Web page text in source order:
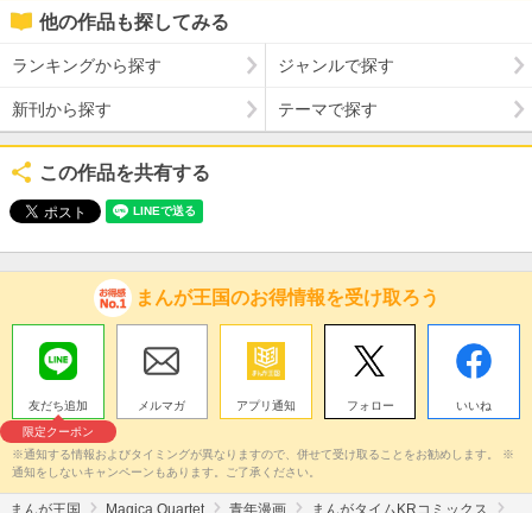
他の作品も探してみる
ランキングから探す ジャンルで探す
新刊から探す テーマで探す
この作品を共有する
まんが王国のお得情報を受け取ろう
友だち追加
限定クーポン
メルマガ アプリ通知 フォロー いいね
※通知する情報およびタイミングが異なりますので、併せて受け取ることをお勧めします。 ※
通知をしないキャンペーンもあります。ご了承ください。
まんが王国 Magica Quartet 青年漫画 まんがタイムKRコミックス